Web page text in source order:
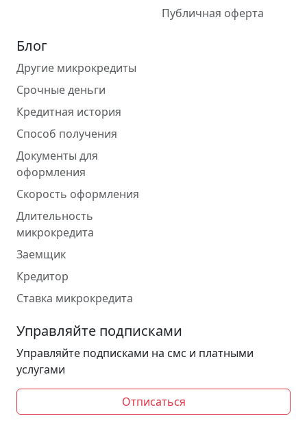
Публичная оферта
Блог
Другие микрокредиты
Срочные деньги
Кредитная история
Способ получения
Документы для
оформления
Скорость оформления
Длительность
микрокредита
Заемщик
Кредитор
Ставка микрокредита
Управляйте подписками
Управляйте подписками на смс и платными
услугами
Отписаться